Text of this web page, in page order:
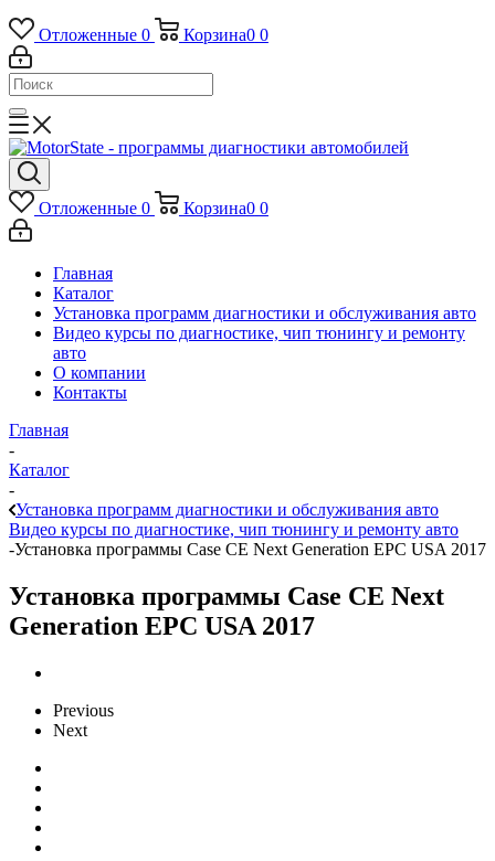
Отложенные 0 Корзина0 0
Отложенные 0 Корзина0 0
Главная
Каталог
Установка программ диагностики и обслуживания авто
Видео курсы по диагностике, чип тюнингу и ремонту
авто
О компании
Контакты
Главная
-
Каталог
-
Установка программ диагностики и обслуживания авто
Видео курсы по диагностике, чип тюнингу и ремонту авто
-Установка программы Case CE Next Generation EPC USA 2017
Установка программы Case CE Next
Generation EPC USA 2017
Previous
Next